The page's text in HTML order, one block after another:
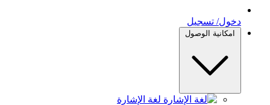
دخول/ تسجيل
امكانية الوصول
لغة الإشارة